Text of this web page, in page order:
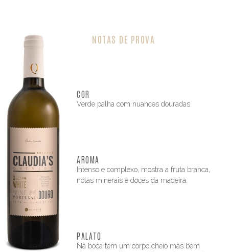
NOTAS DE PROVA
COR
Verde palha com nuances douradas
AROMA
Intenso e complexo, mostra a fruta branca,
notas minerais e doces da madeira.
PALATO
Na boca tem um corpo cheio mas bem